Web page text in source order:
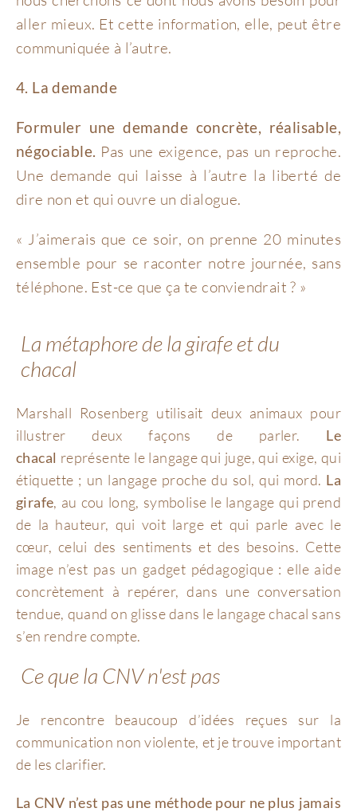
aller mieux. Et cette information, elle, peut être
communiquée à l’autre.
4. La demande
Formuler une demande concrète, réalisable,
négociable. Pas une exigence, pas un reproche.
Une demande qui laisse à l’autre la liberté de
dire non et qui ouvre un dialogue.
« J’aimerais que ce soir, on prenne 20 minutes
ensemble pour se raconter notre journée, sans
téléphone. Est-ce que ça te conviendrait ? »
La métaphore de la girafe et du
chacal
Marshall Rosenberg utilisait deux animaux pour
illustrer deux façons de parler. Le
chacal représente le langage qui juge, qui exige, qui
étiquette ; un langage proche du sol, qui mord. La
girafe, au cou long, symbolise le langage qui prend
de la hauteur, qui voit large et qui parle avec le
cœur, celui des sentiments et des besoins. Cette
image n’est pas un gadget pédagogique : elle aide
concrètement à repérer, dans une conversation
tendue, quand on glisse dans le langage chacal sans
s’en rendre compte.
Ce que la CNV n'est pas
Je rencontre beaucoup d’idées reçues sur la
communication non violente, et je trouve important
de les clarifier.
La CNV n’est pas une méthode pour ne plus jamais